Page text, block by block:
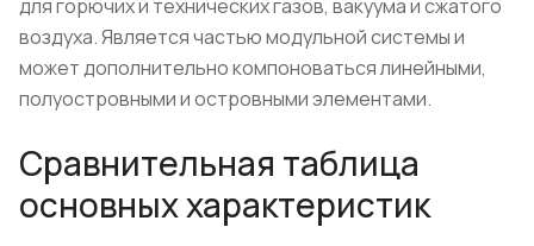
для горючих и технических газов, вакуума и сжатого
воздуха. Является частью модульной системы и
может дополнительно компоноваться линейными,
полуостровными и островными элементами.
Сравнительная таблица
основных характеристик